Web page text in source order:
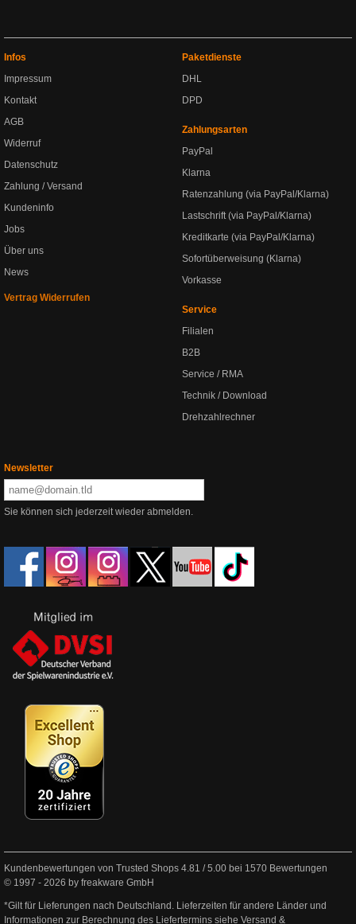
Infos
Impressum
Kontakt
AGB
Widerruf
Datenschutz
Zahlung / Versand
Kundeninfo
Jobs
Über uns
News
Vertrag Widerrufen
Paketdienste
DHL
DPD
Zahlungsarten
PayPal
Klarna
Ratenzahlung (via PayPal/Klarna)
Lastschrift (via PayPal/Klarna)
Kreditkarte (via PayPal/Klarna)
Sofortüberweisung (Klarna)
Vorkasse
Service
Filialen
B2B
Service / RMA
Technik / Download
Drehzahlrechner
Newsletter
Sie können sich jederzeit wieder abmelden.
Kundenbewertungen von Trusted Shops 4.81 /5.00 bei 1570 Bewertungen
© 1997 - 2026 by freakware GmbH
*Gilt für Lieferungen nach Deutschland. Lieferzeiten für andere Länder und
Informationen zur Berechnung des Liefertermins siehe Versand &